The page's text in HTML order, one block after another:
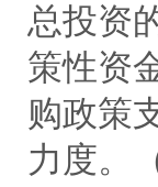
总投资
策性资
购政策
力度。